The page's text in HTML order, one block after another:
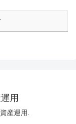
用
産運用.